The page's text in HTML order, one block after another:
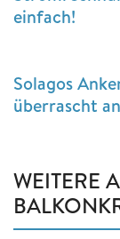
einfach!
Solagos
überrascht
WEITERE